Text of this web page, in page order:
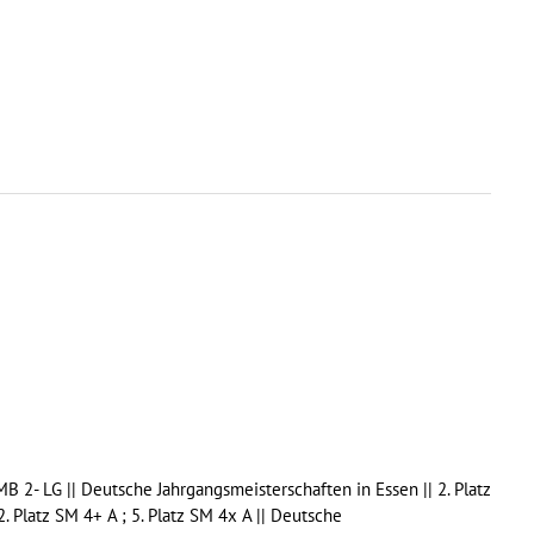
2- LG || Deutsche Jahrgangsmeisterschaften in Essen || 2. Platz
Platz SM 4+ A ; 5. Platz SM 4x A || Deutsche